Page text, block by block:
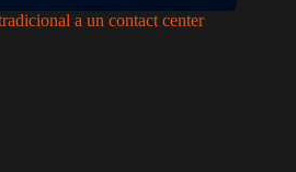
a un contact center